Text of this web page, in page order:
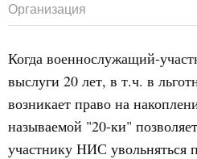
Организация
Когда военнослужащий-
выслуги 20 лет, в т.ч. в
возникает право на
называемой "20-ки"
участнику НИС